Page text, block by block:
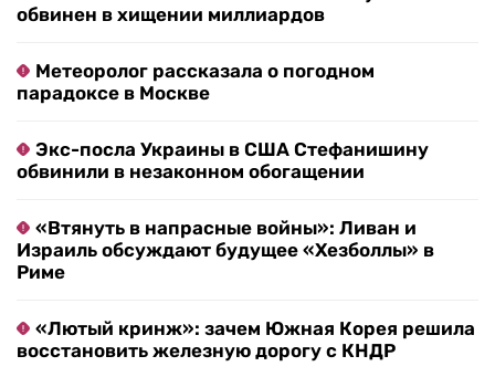
обвинен в хищении миллиардов
Метеоролог рассказала о погодном
парадоксе в Москве
Экс-посла Украины в США Стефанишину
обвинили в незаконном обогащении
«Втянуть в напрасные войны»: Ливан и
Израиль обсуждают будущее «Хезболлы» в
Риме
«Лютый кринж»: зачем Южная Корея решила
восстановить железную дорогу с КНДР